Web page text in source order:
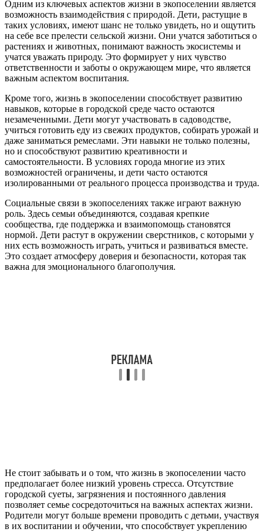
Одним из ключевых аспектов жизни в экопоселении является
возможность взаимодействия с природой. Дети, растущие в
таких условиях, имеют шанс не только увидеть, но и ощутить
на себе все прелести сельской жизни. Они учатся заботиться о
растениях и животных, понимают важность экосистемы и
учатся уважать природу. Это формирует у них чувство
ответственности и заботы о окружающем мире, что является
важным аспектом воспитания.
Кроме того, жизнь в экопоселении способствует развитию
навыков, которые в городской среде часто остаются
незамеченными. Дети могут участвовать в садоводстве,
учиться готовить еду из свежих продуктов, собирать урожай и
даже заниматься ремеслами. Эти навыки не только полезны,
но и способствуют развитию креативности и
самостоятельности. В условиях города многие из этих
возможностей ограничены, и дети часто остаются
изолированными от реального процесса производства и труда.
Социальные связи в экопоселениях также играют важную
роль. Здесь семьи объединяются, создавая крепкие
сообщества, где поддержка и взаимопомощь становятся
нормой. Дети растут в окружении сверстников, с которыми у
них есть возможность играть, учиться и развиваться вместе.
Это создает атмосферу доверия и безопасности, которая так
важна для эмоционального благополучия.
Не стоит забывать и о том, что жизнь в экопоселении часто
предполагает более низкий уровень стресса. Отсутствие
городской суеты, загрязнения и постоянного давления
позволяет семье сосредоточиться на важных аспектах жизни.
Родители могут больше времени проводить с детьми, участвуя
в их воспитании и обучении, что способствует укреплению